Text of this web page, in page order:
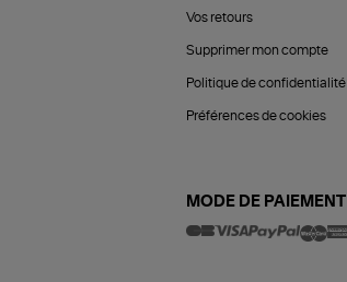
Vos retours
Supprimer mon compte
Politique de confidentialité
Préférences de cookies
MODE DE PAIEMENT